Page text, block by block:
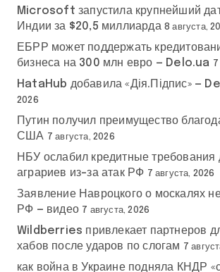
Microsoft запустила крупнейший
Индии за $20,5 миллиарда 8 августа,
ЕБРР может поддержать
бизнеса на 300 млн евро — Delo.ua 7
HataHub добавила «Дія.Підпис» —
2026
Путин получил преимущество
США 7 августа, 2026
НБУ ослабил кредитные требования
аграриев из-за атак РФ 7 августа, 2026
Заявление Навроцкого о москалях
РФ — видео 7 августа, 2026
Wildberries привлекает партнеров
хабов после ударов по слогам 7
как война в Украине подняла КНДР